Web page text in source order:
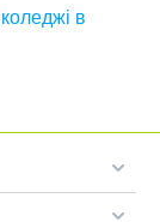
коледжі в